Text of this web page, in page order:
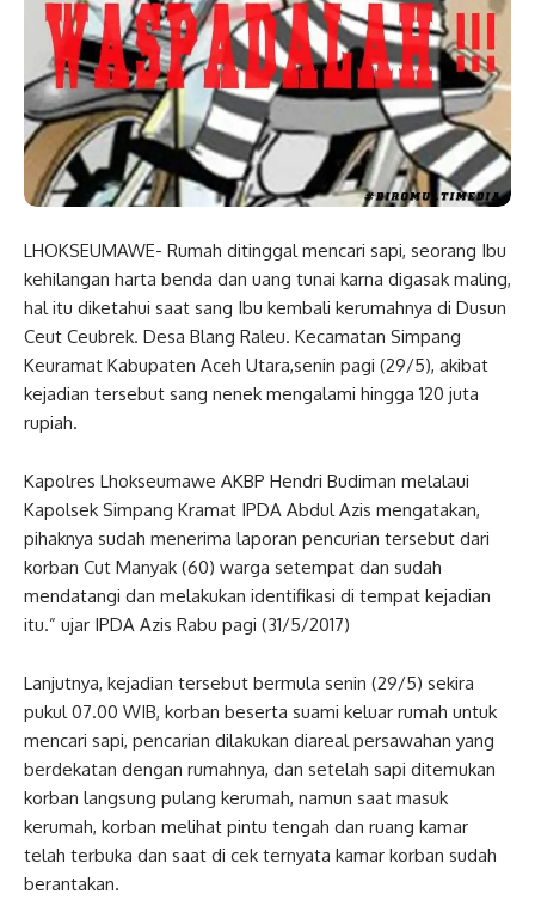
LHOKSEUMAWE- Rumah ditinggal mencari sapi, seorang Ibu
kehilangan harta benda dan uang tunai karna digasak maling,
hal itu diketahui saat sang Ibu kembali kerumahnya di Dusun
Ceut Ceubrek. Desa Blang Raleu. Kecamatan Simpang
Keuramat Kabupaten Aceh Utara,senin pagi (29/5), akibat
kejadian tersebut sang nenek mengalami hingga 120 juta
rupiah.
Kapolres Lhokseumawe AKBP Hendri Budiman melalaui
Kapolsek Simpang Kramat IPDA Abdul Azis mengatakan,
pihaknya sudah menerima laporan pencurian tersebut dari
korban Cut Manyak (60) warga setempat dan sudah
mendatangi dan melakukan identifikasi di tempat kejadian
itu.” ujar IPDA Azis Rabu pagi (31/5/2017)
Lanjutnya, kejadian tersebut bermula senin (29/5) sekira
pukul 07.00 WIB, korban beserta suami keluar rumah untuk
mencari sapi, pencarian dilakukan diareal persawahan yang
berdekatan dengan rumahnya, dan setelah sapi ditemukan
korban langsung pulang kerumah, namun saat masuk
kerumah, korban melihat pintu tengah dan ruang kamar
telah terbuka dan saat di cek ternyata kamar korban sudah
berantakan.